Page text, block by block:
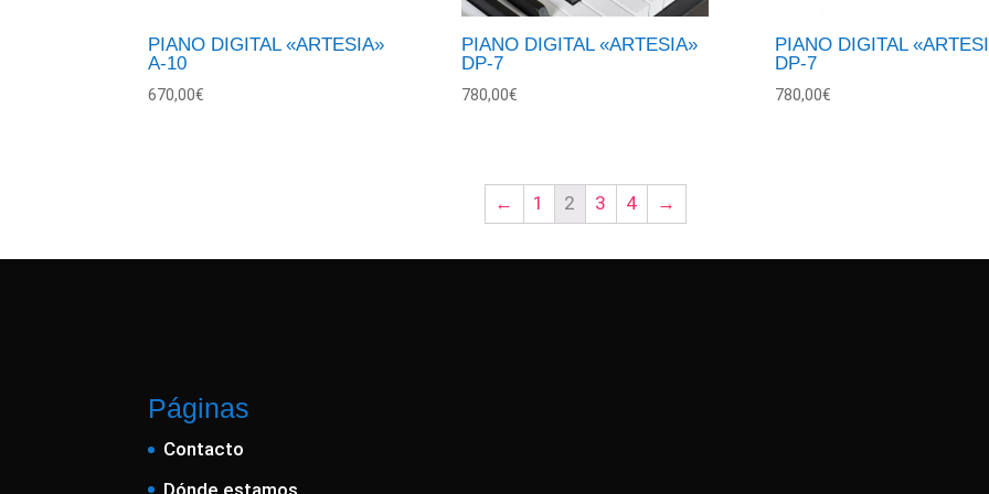
PIANO DIGITAL «ARTESIA»
A-10
670,00€
PIANO DIGITAL «ARTESIA»
DP-7
780,00€
PIANO DIGITAL
DP-7
780,00€
← 1 2 3 4 →
Páginas
Contacto
Dónde estamos